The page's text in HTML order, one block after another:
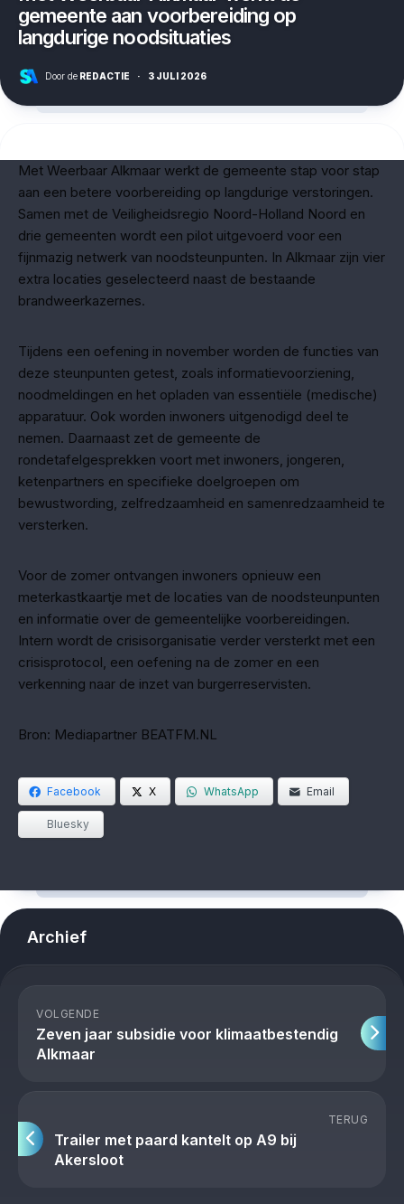
gemeente aan voorbereiding op
langdurige noodsituaties
Door de REDACTIE · 3 JULI 2026
Met Weerbaar Alkmaar werkt de gemeente stap voor stap
aan een betere voorbereiding op langdurige verstoringen.
Samen met de Veiligheidsregio Noord-Holland Noord en
drie gemeenten wordt een pilot uitgevoerd voor een
fijnmazig netwerk van noodsteunpunten. In Alkmaar zijn vier
extra locaties geselecteerd naast de bestaande
brandweerkazernes.
Tijdens een oefening in november worden de functies van
deze steunpunten getest, zoals informatievoorziening,
noodmeldingen en het opladen van essentiële (medische)
apparatuur. Ook worden inwoners uitgenodigd deel te
nemen. Daarnaast zet de gemeente de
rondetafelgesprekken voort met inwoners, jongeren,
ketenpartners en specifieke doelgroepen om
bewustwording, zelfredzaamheid en samenredzaamheid te
versterken.
Voor de zomer ontvangen inwoners opnieuw een
meterkastkaartje met de locaties van de noodsteunpunten
en informatie over de gemeentelijke voorbereidingen.
Intern wordt de crisisorganisatie verder versterkt met een
crisisprotocol, een oefening na de zomer en een
verkenning naar de inzet van burgerreservisten.
Bron: Mediapartner BEATFM.NL
Facebook X WhatsApp Email
Bluesky
Archief
VOLGENDE
Zeven jaar subsidie voor klimaatbestendig
Alkmaar
TERUG
Trailer met paard kantelt op A9 bij
Akersloot